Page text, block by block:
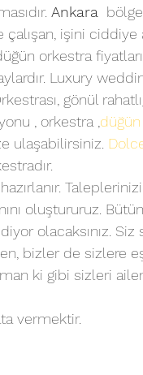
Ankara
işini
orkestra
Luxury
gönül
, orkestra ,
ulaşabilirsiniz.
oluştururuz.
olacaksınız. Siz
bizler de sizlere
ki gibi sizleri
vermektir.